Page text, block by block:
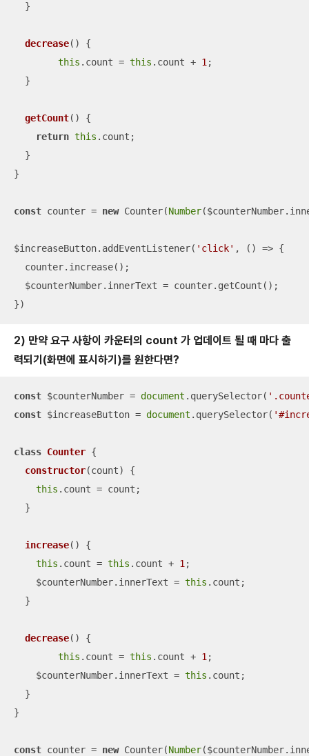
  }
decrease( )
{
this .count = this .count + 1 ;
  }
getCount( )
{
return this .count;
  }
}
const counter = new Counter(Number
$increaseButton.addEventListener( 'click' , () => {
  counter.increase();
  $counterNumber.innerText = counter.getCount();
})
2) 만약 요구 사항이 카운터의 count 가 업데이트 될 때 마다 출
력되기(화면에 표시하기)를 원한다면?
const $counterNumber = document .querySelector(
const $increaseButton = document .querySelector(
class Counter {
constructor(count)
{
this .count = count;
  }
increase( )
{
this .count = this .count + 1 ;
    $counterNumber.innerText =
this .count;
  }
decrease( )
{
this .count = this .count + 1 ;
    $counterNumber.innerText =
this .count;
  }
}
const counter = new Counter(Number